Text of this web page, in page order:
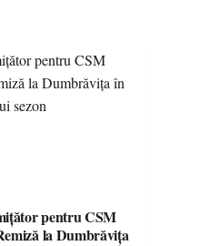
pentru CSM
la Dumbrăvița